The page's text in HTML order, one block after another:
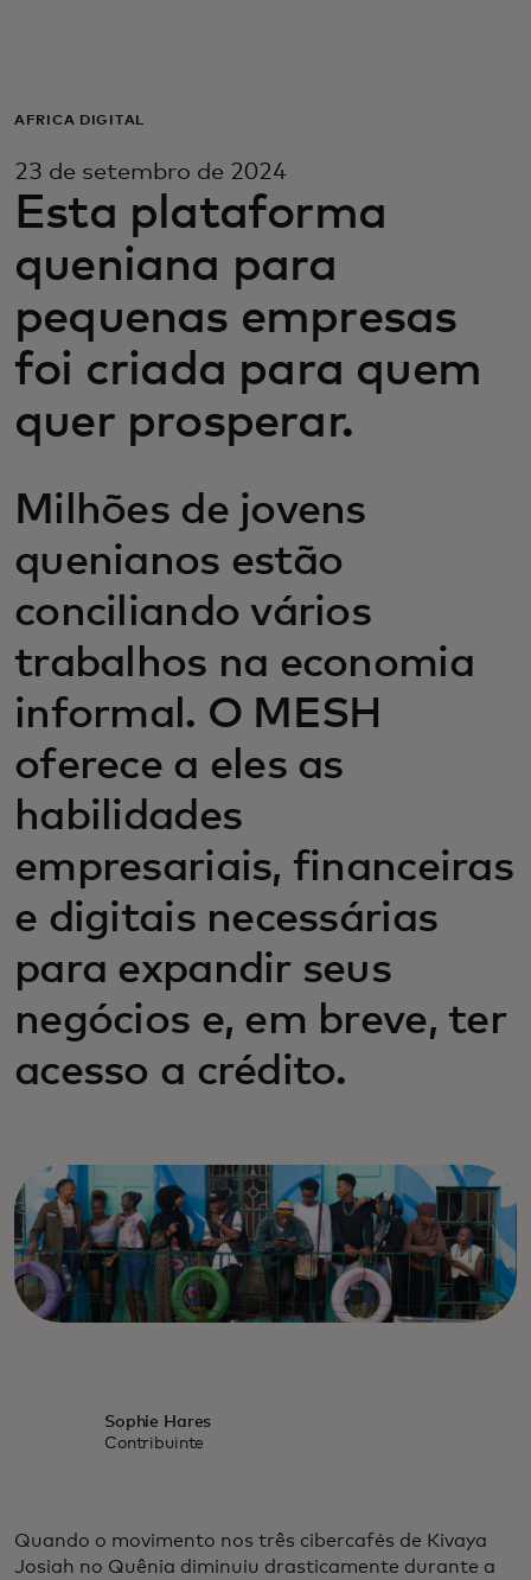
Para empresas
Para o mundo
Para inovadores
Notícias e tendências
ÁFRICA DIGITAL
23 de setembro de 2024
Esta plataforma
queniana para
pequenas empresas
foi criada para quem
quer prosperar.
Milhões de jovens
quenianos estão
conciliando vários
trabalhos na economia
informal. O MESH
oferece a eles as
habilidades
empresariais, financeiras
e digitais necessárias
para expandir seus
negócios e, em breve, ter
acesso a crédito.
Sophie Hares
Contribuinte
Quando o movimento nos três cibercafés de Kivaya
Josiah no Quênia diminuiu drasticamente durante a